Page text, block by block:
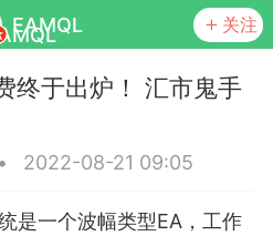
EAMQL 关注
幸运转盘
终于出炉！ 汇市鬼手
• 2022-08-21 09:05
一个波幅类型EA，工作